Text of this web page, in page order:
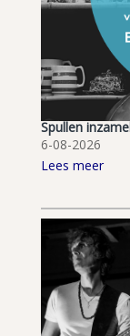
Spullen
6-08-2026
Lees meer